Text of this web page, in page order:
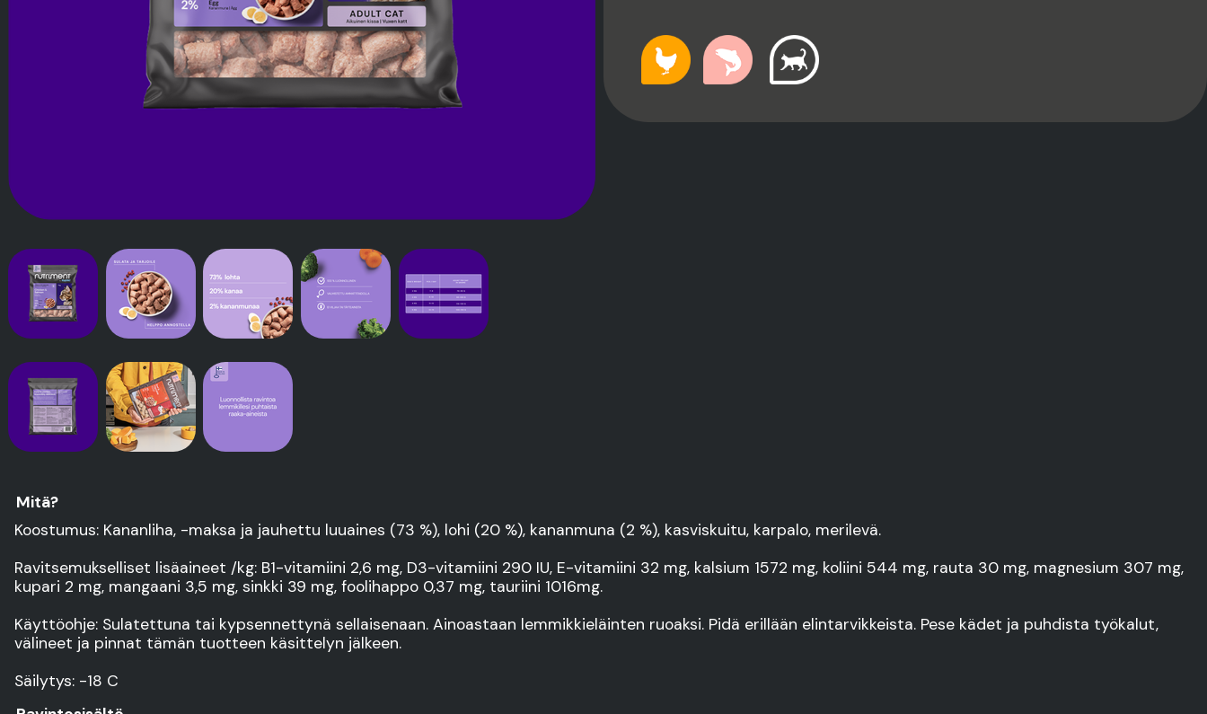
Mitä?
Koostumus: Kananliha, -maksa ja jauhettu luuaines (73 %), lohi (20 %), kananmuna (2 %), kasviskuitu, karpalo, merilevä.
Ravitsemukselliset lisäaineet /kg: B1-vitamiini 2,6 mg, D3-vitamiini 290 IU, E-vitamiini 32 mg, kalsium 1572 mg, koliini 544 mg, rauta 30 mg, magnesium 307 mg,
kupari 2 mg, mangaani 3,5 mg, sinkki 39 mg, foolihappo 0,37 mg, tauriini 1016mg.
Käyttöohje: Sulatettuna tai kypsennettynä sellaisenaan. Ainoastaan lemmikkieläinten ruoaksi. Pidä erillään elintarvikkeista. Pese kädet ja puhdista työkalut,
välineet ja pinnat tämän tuotteen käsittelyn jälkeen.
Säilytys: -18 C